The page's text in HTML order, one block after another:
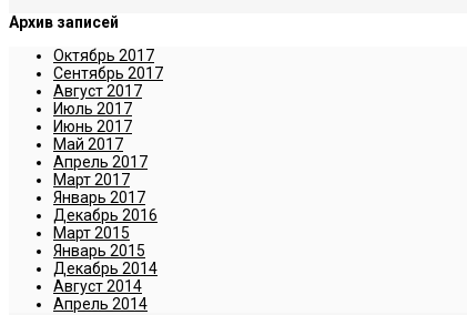
Архив записей
Октябрь 2017
Сентябрь 2017
Август 2017
Июль 2017
Июнь 2017
Май 2017
Апрель 2017
Март 2017
Январь 2017
Декабрь 2016
Март 2015
Январь 2015
Декабрь 2014
Август 2014
Апрель 2014